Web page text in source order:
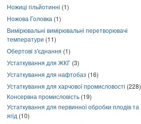
Ножиці гільйотинні (1)
Ножова Головка (1)
Вимірювальні вимірювальні перетворювачі
температури (11)
Обертові з'єднання (1)
Устаткування для ЖКГ (3)
Устаткування для нафтобаз (16)
Устаткування для харчової промисловості (228)
Консервна промисловість (19)
Устаткування для первинної обробки плодів та
ягід (10)